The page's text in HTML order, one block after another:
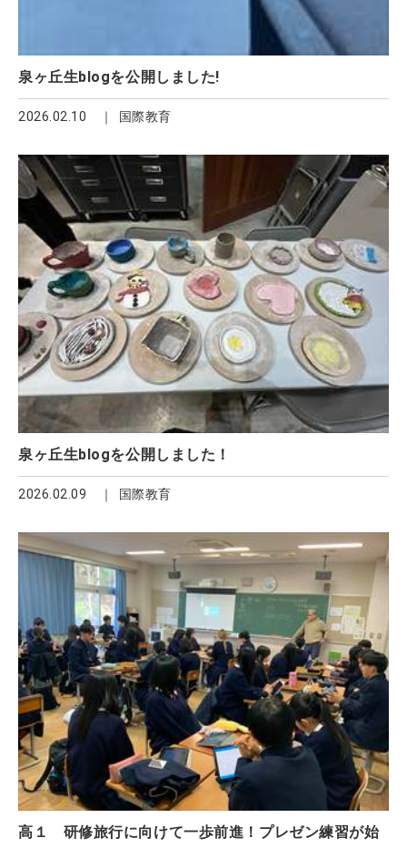
泉ヶ丘生blogを公開しました!
2026.02.10 国際教育
泉ヶ丘生blogを公開しました！
2026.02.09 国際教育
高１ 研修旅行に向けて一歩前進！プレゼン練習が始